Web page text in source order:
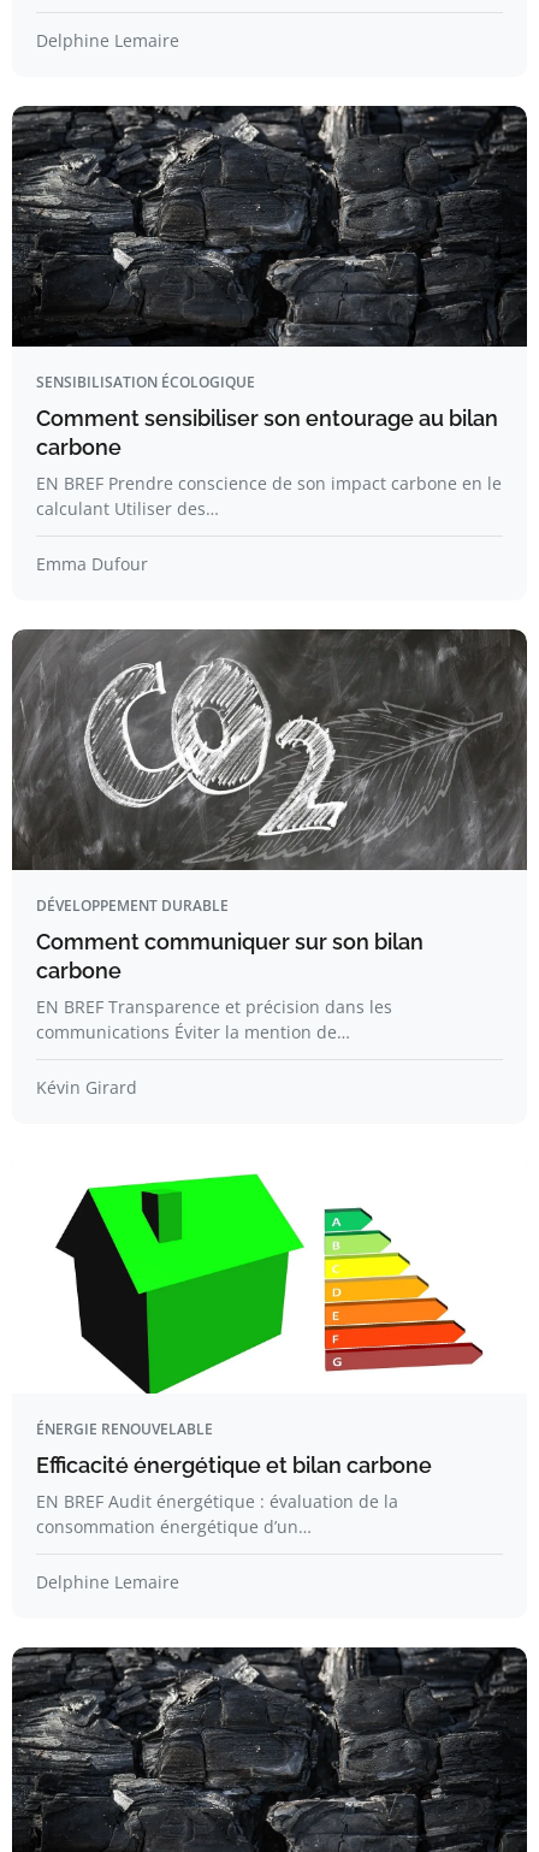
Delphine Lemaire
SENSIBILISATION ÉCOLOGIQUE
Comment sensibiliser son entourage au bilan
carbone
EN BREF Prendre conscience de son impact carbone en le
calculant Utiliser des…
Emma Dufour
DÉVELOPPEMENT DURABLE
Comment communiquer sur son bilan
carbone
EN BREF Transparence et précision dans les
communications Éviter la mention de…
Kévin Girard
ÉNERGIE RENOUVELABLE
Efficacité énergétique et bilan carbone
EN BREF Audit énergétique : évaluation de la
consommation énergétique d’un…
Delphine Lemaire